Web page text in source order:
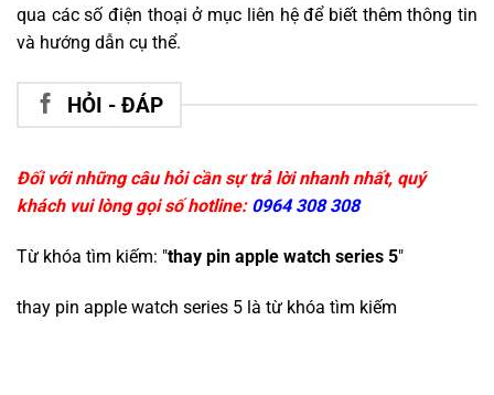
qua các số điện thoại ở mục liên hệ để biết thêm thông tin
và hướng dẫn cụ thể.
HỎI - ĐÁP
Đối với những câu hỏi cần sự trả lời nhanh nhất, quý
khách vui lòng gọi số hotline: 0964 308 308
Từ khóa tìm kiếm: "thay pin apple watch series 5"
thay pin apple watch series 5 là từ khóa tìm kiếm